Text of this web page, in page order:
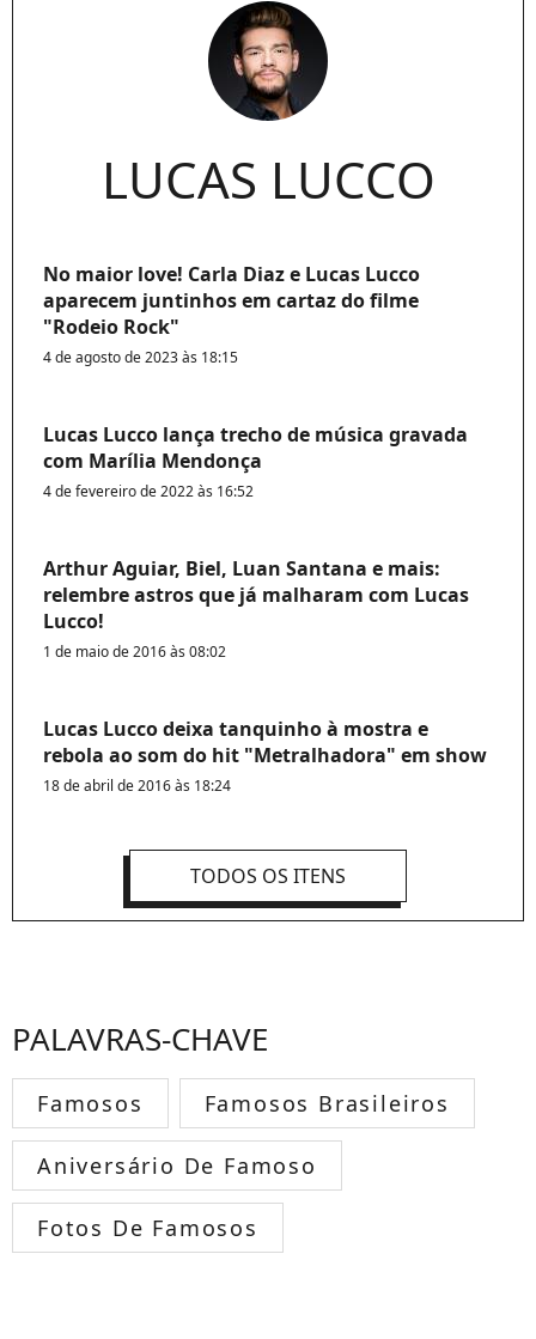
LUCAS LUCCO
No maior love! Carla Diaz e Lucas Lucco
aparecem juntinhos em cartaz do filme
"Rodeio Rock"
4 de agosto de 2023 às 18:15
Lucas Lucco lança trecho de música gravada
com Marília Mendonça
4 de fevereiro de 2022 às 16:52
Arthur Aguiar, Biel, Luan Santana e mais:
relembre astros que já malharam com Lucas
Lucco!
1 de maio de 2016 às 08:02
Lucas Lucco deixa tanquinho à mostra e
rebola ao som do hit "Metralhadora" em show
18 de abril de 2016 às 18:24
TODOS OS ITENS
PALAVRAS-CHAVE
Famosos Famosos Brasileiros
Aniversário De Famoso
Fotos De Famosos